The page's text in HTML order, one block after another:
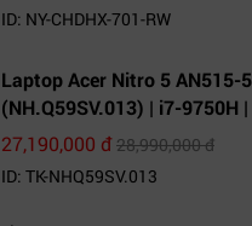
ID: NY-CHDHX-701-RW
Laptop Acer Nitro 5 AN515-
(NH.Q59SV.013) | i7-9750H |
| 1TB HDD | GeForce GTX
27,190,000 đ28,990,000 đ
ID: TK-NHQ59SV.013